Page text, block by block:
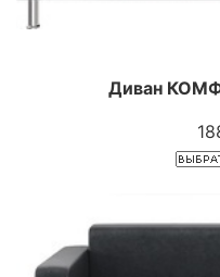
Диван